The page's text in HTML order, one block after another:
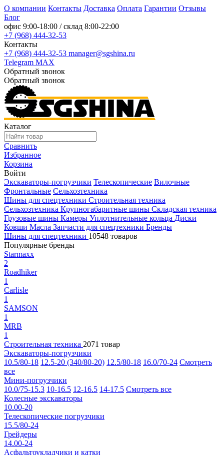
О компании Контакты Доставка Оплата Гарантии Отзывы
Блог
офис 9:00-18:00 / склад 8:00-22:00
+7 (968) 444-32-53
Контакты
+7 (968) 444-32-53 manager@sgshina.ru
Telegram MAX
Обратный звонок
Обратный звонок
Каталог
Сравнить
Избранное
Корзина
Войти
Экскаваторы-погрузчики Телескопические Вилочные
Фронтальные Сельхозтехника
Шины для спецтехники Строительная техника
Сельхозтехника Крупногабаритные шины Складская техника
Грузовые шины Камеры Уплотнительные кольца Диски
Ковши Масла Запчасти для спецтехники Бренды
Шины для спецтехники 10548 товаров
Популярные бренды
Starmaxx
2
Roadhiker
1
Carlisle
1
SAMSON
1
MRB
1
Строительная техника 2071 товар
Экскаваторы-погрузчики
10.5/80-18 12.5-20 (340/80-20) 12.5/80-18 16.0/70-24 Смотреть
все
Мини-погрузчики
10.0/75-15.3 10-16.5 12-16.5 14-17.5 Смотреть все
Колесные экскаваторы
10.00-20
Телескопические погрузчики
15.5/80-24
Грейдеры
14.00-24
Асфальтоукладчики и катки